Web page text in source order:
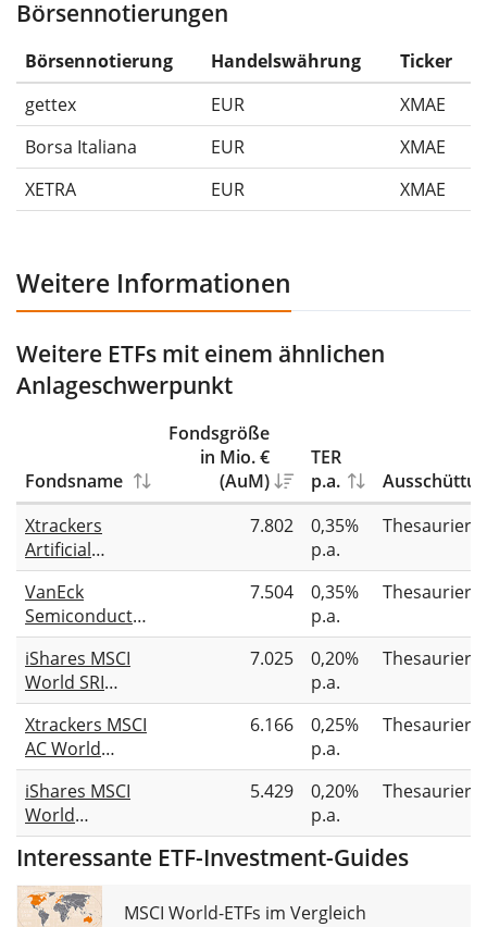
Die Wertentwicklungsangaben für ETFs beinhalten
Ausschüttungen (falls vorhanden).
Börsennotierungen
Börsennotierung Handelswährung
Ticker
gettex
EUR
XMAE
Borsa Italiana
EUR
XMAE
XETRA
EUR XMAE
Weitere Informationen
Weitere ETFs mit einem ähnlichen
Anlageschwerpunkt
Fondsname
Fondsgröße
in Mio. €
(AuM)
TER
p.a.
Xtrackers
Artificial
Intelligence &
Big Data UCITS
ETF 1C
7.802
0,35%
p.a.
VanEck
Semiconductor
UCITS ETF
7.504
0,35%
p.a.
iShares MSCI
World SRI
UCITS ETF EUR
(Acc)
7.025
0,20%
p.a.
Xtrackers MSCI
AC World
Screened
UCITS ETF 1C
6.166
0,25%
p.a.
iShares MSCI
World
Screened
UCITS ETF USD
(Acc)
5.429
0,20%
p.a.
Interessante ETF-Investment-Guides
MSCI World-ETFs im Vergleich